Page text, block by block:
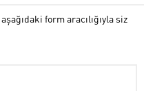
form aracılığıyla siz